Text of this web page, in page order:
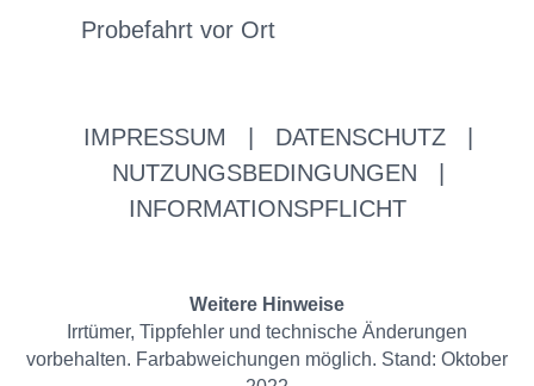
Probefahrt vor Ort
IMPRESSUM DATENSCHUTZ
NUTZUNGSBEDINGUNGEN
INFORMATIONSPFLICHT
Weitere Hinweise
Irrtümer, Tippfehler und technische Änderungen
vorbehalten. Farbabweichungen möglich. Stand: Oktober